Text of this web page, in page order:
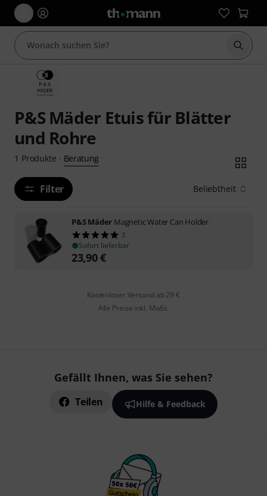
Suche
P&S Mäder Etuis für Blätter
und Rohre
1 Produkte · Beratung
Filter Beliebtheit
P&S Mäder Magnetic Water Can Holder
2
Sofort lieferbar
23,90€
Kostenloser Versand ab 29 €
Alle Preise inkl. MwSt.
Gefällt Ihnen, was Sie sehen?
Teilen Hilfe & Feedback